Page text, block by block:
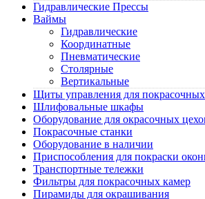
Гидравлические Прессы
Ваймы
Гидравлические
Координатные
Пневматические
Столярные
Вертикальные
Щиты управления для
Шлифовальные шкафы
Оборудование для окрасочных
Покрасочные станки
Оборудование в наличии
Приспособления для покраски
Транспортные тележки
Фильтры для покрасочных камер
Пирамиды для окрашивания